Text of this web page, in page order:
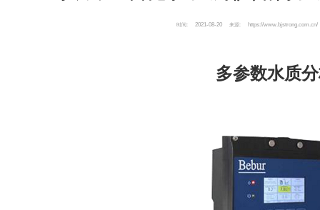
时间: 2021-08-20 来源: https://www.bjstrong.com.cn/
多参数水质